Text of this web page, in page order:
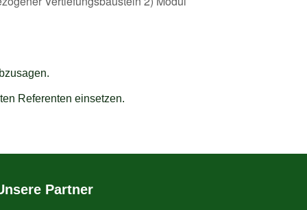
Referenten einsetzen.
Partner